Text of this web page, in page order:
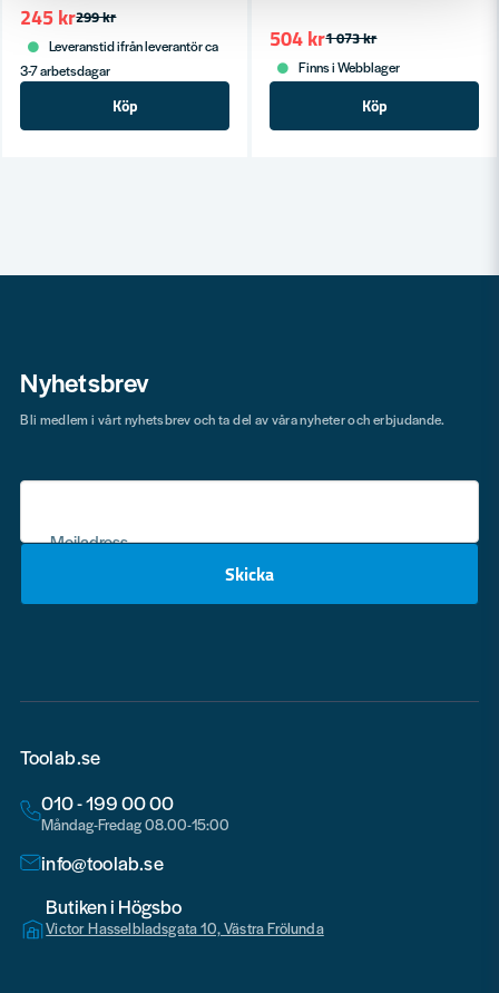
299 kr
245 kr
Leveranstid ifrån leverantör ca
3-7 arbetsdagar
Köp
1 073 kr
504 kr
Finns i Webblager
Köp
Nyhetsbrev
Mejladress
Skicka
Bli medlem i vårt nyhetsbrev och ta del av våra nyheter och erbjudande.
Toolab.se
010 - 199 00 00
Måndag-Fredag 08.00-15:00
info@toolab.se
Butiken i Högsbo
Victor Hasselbladsgata 10, Västra Frölunda